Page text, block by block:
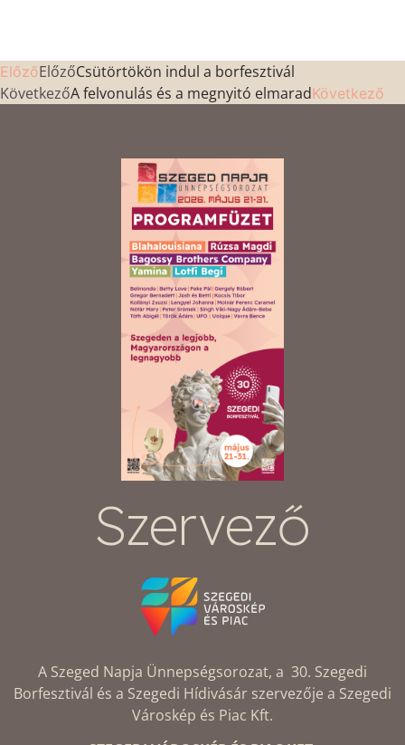
ElőzőElőzőCsütörtökön indul a borfesztivál
KövetkezőA felvonulás és a megnyitó elmaradKövetkező
Szervező
A Szeged Napja Ünnepségsorozat, a 30. Szegedi
Borfesztivál és a Szegedi Hídivásár szervezője a Szegedi
Városkép és Piac Kft.